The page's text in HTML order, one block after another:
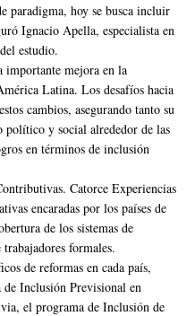
paradigma, hoy se busca incluir
Ignacio Apella, especialista en
estudio.
importante mejora en la
Latina. Los desafíos hacia
cambios, asegurando tanto su
político y social alrededor de las
en términos de inclusión
Catorce Experiencias
encaradas por los países de
de los sistemas de
formales.
de reformas en cada país,
de Inclusión Previsional en
el programa de Inclusión de